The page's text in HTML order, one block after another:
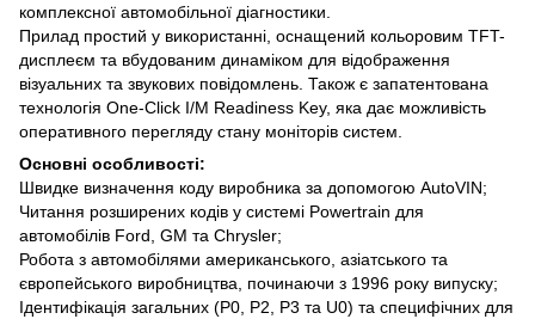
комплексної автомобільної діагностики.
Прилад простий у використанні, оснащений кольоровим TFT-
дисплеєм та вбудованим динаміком для відображення
візуальних та звукових повідомлень. Також є запатентована
технологія One-Click I/M Readiness Key, яка дає можливість
оперативного перегляду стану моніторів систем.
Основні особливості:
Швидке визначення коду виробника за допомогою AutoVIN;
Читання розширених кодів у системі Powertrain для
автомобілів Ford, GM та Chrysler;
Робота з автомобілями американського, азіатського та
європейського виробництва, починаючи з 1996 року випуску;
Ідентифікація загальних (P0, P2, P3 та U0) та специфічних для